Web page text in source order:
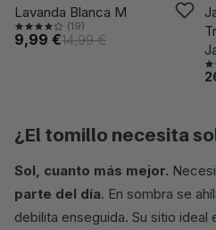
VUELVE PRONTO
Lavanda Blanca M
(19)
9,99 €14,99 €
Jazmín de Estrella –
¿el tomillo necesita
Sol, cuanto más mejor.
parte del día. En sombra se
debilita enseguida. Su sitio ideal